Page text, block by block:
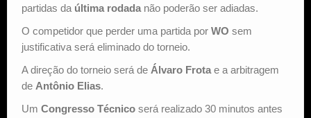
partidas da última rodada não poderão ser adiadas.
O competidor que perder uma partida por WO sem
justificativa será eliminado do torneio.
A direção do torneio será de Álvaro Frota e a arbitragem
de Antônio Elias.
Um Congresso Técnico será realizado 30 minutos antes